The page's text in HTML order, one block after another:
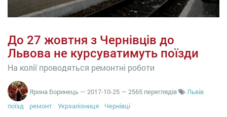
До 27 жовтня з Чернівців до
Львова не курсуватимуть поїзди
На колії проводяться ремонтні роботи
Ярина Боринець — 2017-10-25 — 2565 переглядів
Львів
поїзд
ремонт Укрзалізниця Чернівці